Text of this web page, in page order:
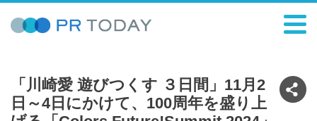
「川崎愛 遊びつくす ３日間」11月2
日～4日にかけて、100周年を盛り上